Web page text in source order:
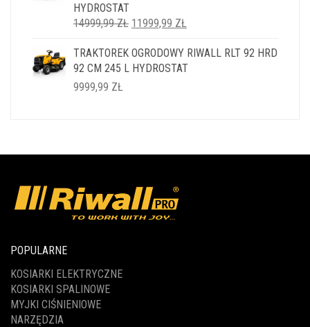
HYDROSTAT
14999,99ZŁ PIERWOTNA
WYNOSIŁA:
14999,99 ZŁ.
11999,99 ZŁ
WYNOSI:
11999,99 ZŁ.
TRAKTOREK OGRODOWY RIWALL RLT 92 HRD
92 CM 245 L HYDROSTAT
9999,99 ZŁ
POPULARNE
KOSIARKI ELEKTRYCZNE
KOSIARKI SPALINOWE
MYJKI CIŚNIENIOWE
NARZĘDZIA